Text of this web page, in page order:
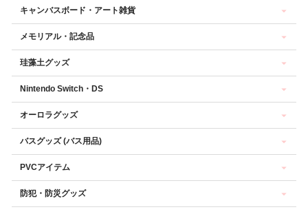
キャンバスボード・アート雑貨
メモリアル・記念品
珪藻土グッズ
Nintendo Switch・DS
オーロラグッズ
バスグッズ (バス用品)
PVCアイテム
防犯・防災グッズ